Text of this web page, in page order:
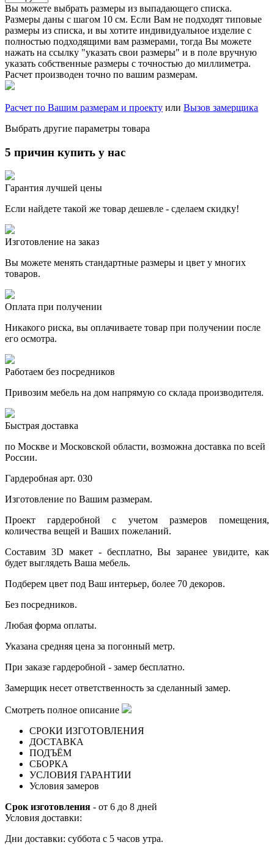
Вы можете выбрать размеры из выпадающего списка.
Размеры даны с шагом 10 см. Если Вам не подходят типовые
размеры из списка, и вы хотите индивидуальное изделие с
полностью подходящими вам размерами, тогда Вы можете
нажать на ссылку "указать свои размеры" и в поле вручную
указать собственные размеры с точностью до миллиметра.
Расчет производен точно по вашим размерам.
Расчет по Вашим размерам и проекту или Вызов замерщика
Выбрать другие параметры товара
5 причин купить у нас
Гарантия лучшей цены
Если найдете такой же товар дешевле - сделаем скидку!
Изготовление на заказ
Вы можете менять стандартные размеры и цвет у многих
товаров.
Оплата при получении
Никакого риска, вы оплачиваете товар при получении после
его осмотра.
Работаем без посредников
Привозим мебель на дом напрямую со склада производителя.
Быстрая доставка
по Москве и Московской области, возможна доставка по всей
России.
Гардеробная арт. 030
Изготовление по Вашим размерам.
Проект гардеробной с учетом размеров помещения,
количества вещей и Ваших пожеланий.
Составим 3D макет - бесплатно,Вы заранее увидите, как
будет выглядеть Ваша мебель.
Подберем цвет под Ваш интерьер, более 70 декоров.
Без посредников.
Любая форма оплаты.
Указана средняя цена за погонный метр.
При заказе гардеробной - замер бесплатно.
Замерщик несет ответственность за сделанный замер.
Смотреть полное описание
СРОКИ ИЗГОТОВЛЕНИЯ
ДОСТАВКА
ПОДЪЁМ
СБОРКА
УСЛОВИЯ ГАРАНТИИ
Условия замеров
Срок изготовления - от 6 до 8 дней
Условия доставки:
Дни доставки: суббота с 5 часов утра.